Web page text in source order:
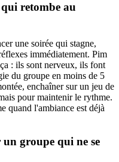
retombe au
une soirée qui stagne,
immédiatement. Pim
: ils sont nerveux, ils font
du groupe en moins de 5
enchaîner sur un jeu de
pour maintenir le rythme.
quand l'ambiance est déjà
groupe qui ne se